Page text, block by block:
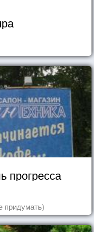
прогресса
придумать)